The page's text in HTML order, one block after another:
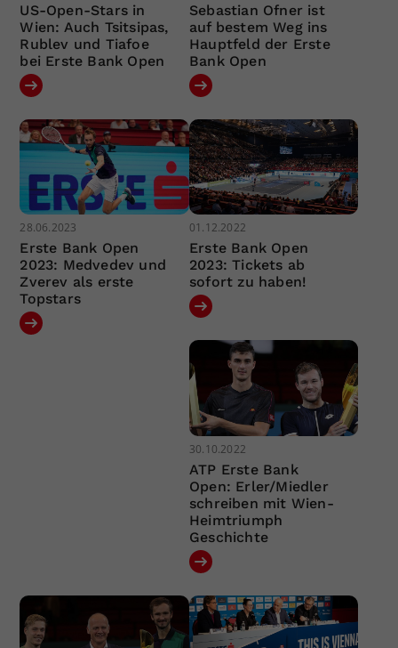
US-Open-Stars in
Wien: Auch Tsitsipas,
Rublev und Tiafoe
bei Erste Bank Open
Sebastian Ofner ist
auf bestem Weg ins
Hauptfeld der Erste
Bank Open
28.06.2023
Erste Bank Open
2023: Medvedev und
Zverev als erste
Topstars
01.12.2022
Erste Bank Open
2023: Tickets ab
sofort zu haben!
30.10.2022
ATP Erste Bank
Open: Erler/Miedler
schreiben mit Wien-
Heimtriumph
Geschichte